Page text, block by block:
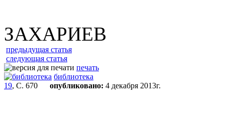
ЗАХАРИЕВ
предыдущая статья
следующая статья
печать
библиотека
19, С. 670 опубликовано: 4 декабря 2013г.